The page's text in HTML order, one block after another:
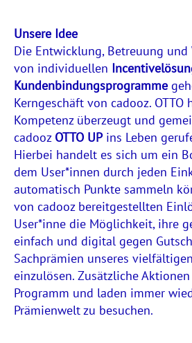
Unsere Idee
Die Entwicklung, Betreuung
von individuellen
Kundenbindungsprogramme
Kerngeschäft von cadooz. OTTO
Kompetenz überzeugt und
cadooz OTTO UPins Leben
Hierbei handelt es sich um ein
dem User*innen durch jeden
automatisch Punkte sammeln
von cadooz bereitgestellten
User*inne die Möglichkeit, ihre
einfach und digital gegen
Sachprämien unseres
einzulösen. Zusätzliche
Programm und laden immer
Prämienwelt zu besuchen.